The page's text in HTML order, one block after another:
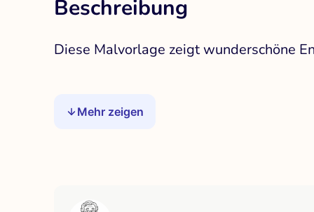
Beschreibung
Diese Malvorlage zeigt wunderschöne
Mehr zeigen